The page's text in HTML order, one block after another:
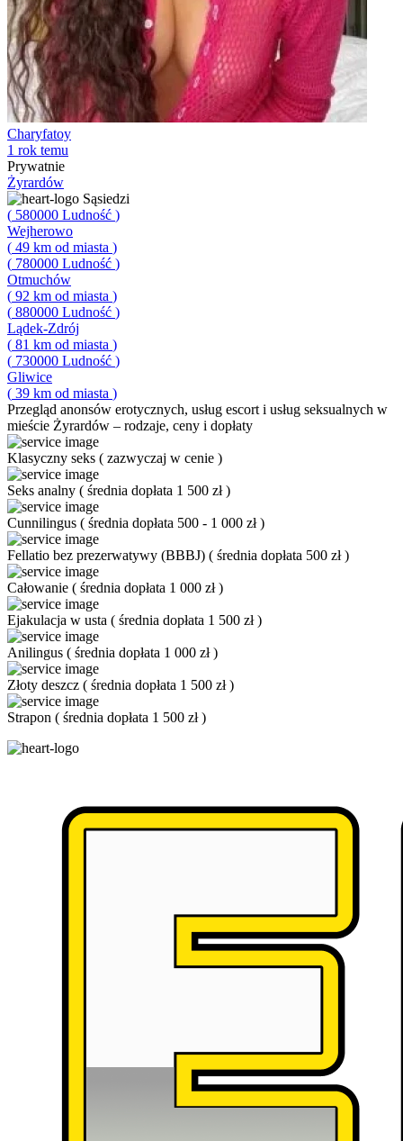
Charyfatoy
1 rok temu
Prywatnie
Żyrardów
Sąsiedzi
( 580000 Ludność )
Wejherowo
( 49 km od miasta )
( 780000 Ludność )
Otmuchów
( 92 km od miasta )
( 880000 Ludność )
Lądek-Zdrój
( 81 km od miasta )
( 730000 Ludność )
Gliwice
( 39 km od miasta )
Przegląd anonsów erotycznych, usług escort i usług seksualnych w
mieście Żyrardów – rodzaje, ceny i dopłaty
Klasyczny seks ( zazwyczaj w cenie )
Seks analny ( średnia dopłata 1 500 zł)
Cunnilingus ( średnia dopłata 500 - 1 000 zł)
Fellatio bez prezerwatywy (BBBJ) ( średnia dopłata 500 zł)
Całowanie ( średnia dopłata 1 000 zł)
Ejakulacja w usta ( średnia dopłata 1 500 zł)
Anilingus ( średnia dopłata 1 000 zł)
Złoty deszcz ( średnia dopłata 1 500 zł)
Strapon ( średnia dopłata 1 500 zł)